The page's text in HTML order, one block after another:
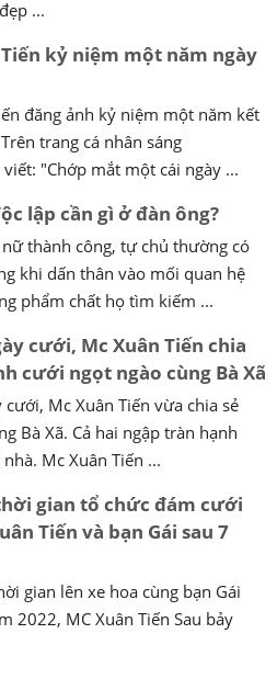
...
kỷ niệm một năm ngày
đăng ảnh kỷ niệm một năm kết
trang cá nhân sáng
"Chớp mắt một cái ngày ...
lập cần gì ở đàn ông?
thành công, tự chủ thường có
khi dấn thân vào mối quan hệ
phẩm chất họ tìm kiếm ...
cưới, Mc Xuân Tiến chia
cưới ngọt ngào cùng Bà Xã
cưới, Mc Xuân Tiến vừa chia sẻ
Bà Xã. Cả hai ngập tràn hạnh
Mc Xuân Tiến ...
gian tổ chức đám cưới
Tiến và bạn Gái sau 7
gian lên xe hoa cùng bạn Gái
2022, MC Xuân Tiến Sau bảy